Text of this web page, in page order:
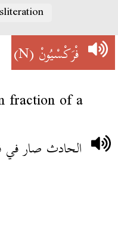
فْرَكْسْيُونْ(N)
fraction of a
الحادث صار في